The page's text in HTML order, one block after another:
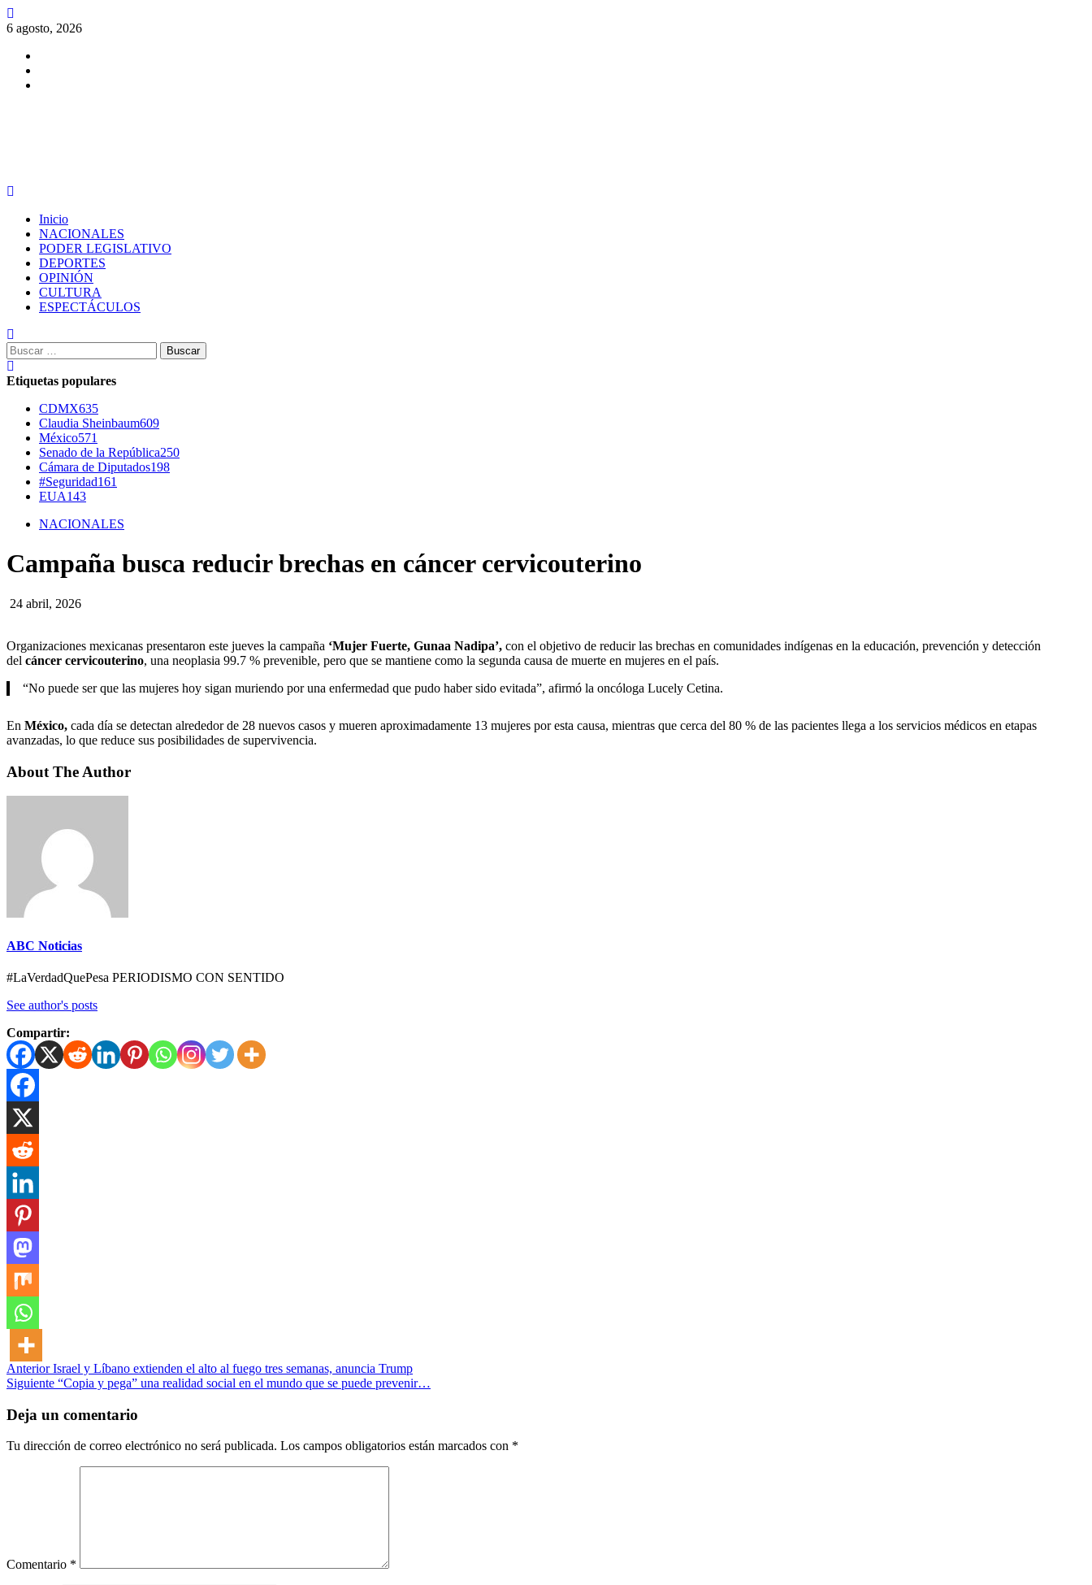
Saltar
al
6 agosto, 2026
Inicio
NACIONALES
PODER LEGISLATIVO
DEPORTES
OPINIÓN
CULTURA
ESPECTÁCULOS
Buscar:
Etiquetas populares
CDMX635
Claudia Sheinbaum609
México571
Senado de la República250
Cámara de Diputados198
#Seguridad161
EUA143
NACIONALES
Campaña busca reducir brechas en cáncer cervicouterino
24 abril, 2026
Organizaciones mexicanas presentaron este jueves la campaña ‘Mujer Fuerte, Gunaa Nadipa’, con el objetivo de reducir las brechas en comunidades indígenas en la educación, prevención y detección
del cáncer cervicouterino, una neoplasia 99.7 % prevenible, pero que se mantiene como la segunda causa de muerte en mujeres en el país.
“No puede ser que las mujeres hoy sigan muriendo por una enfermedad que pudo haber sido evitada”, afirmó la oncóloga Lucely Cetina.
En México, cada día se detectan alrededor de 28 nuevos casos y mueren aproximadamente 13 mujeres por esta causa, mientras que cerca del 80 % de las pacientes llega a los servicios médicos en etapas
avanzadas, lo que reduce sus posibilidades de supervivencia.
About The Author
ABC Noticias
#LaVerdadQuePesa PERIODISMO CON SENTIDO
See author's posts
Compartir:
Post
navigation
AnteriorIsrael y Líbano extienden el alto al fuego tres semanas, anuncia Trump
Siguiente “Copia y pega” una realidad social en el mundo que se puede prevenir…
Deja un comentario
Tu dirección de correo electrónico no será publicada. Los campos obligatorios están marcados con *
Comentario *